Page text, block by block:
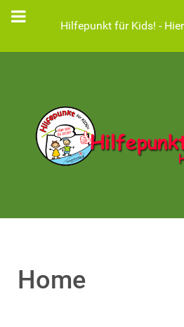
Hilfepunkt für Kids! -
Home